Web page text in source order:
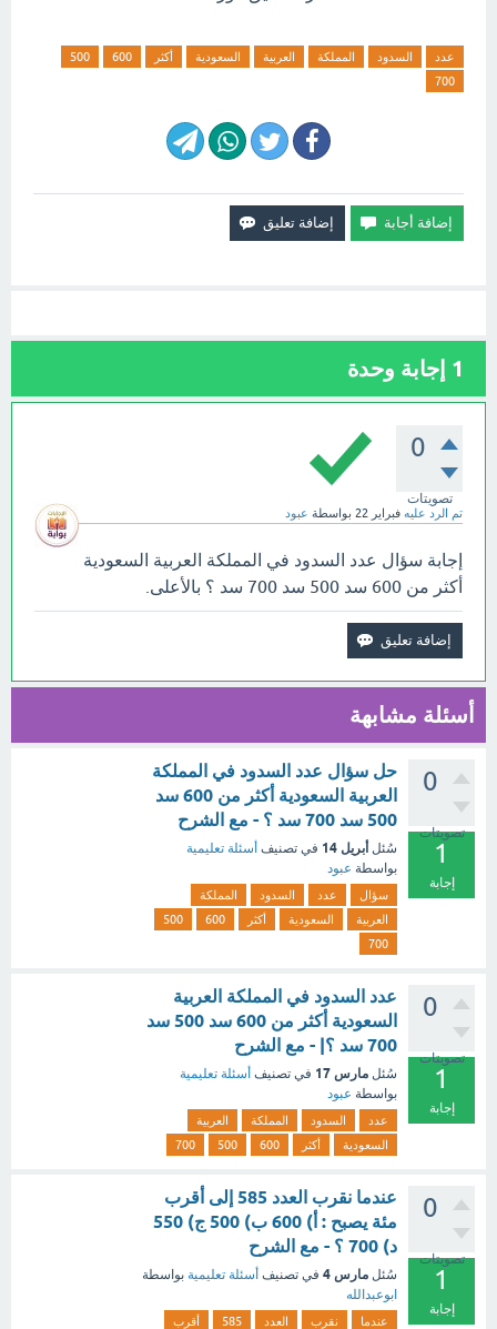
عدد السدود المملكة العربية السعودية أكثر 600
500
700
1 إجابة وحدة
0
تصويتات
تم الرد عليه فبراير 22 بواسطة عبود
إجابة سؤال عدد السدود في المملكة العربية السعودية
أكثر من 600 سد 500 سد 700 سد ؟ بالأعلى.
أسئلة مشابهة
0
تصويتات
1
إجابة
حل سؤال عدد السدود في المملكة
العربية السعودية أكثر من 600 سد
500 سد 700 سد ؟ - مع الشرح
سُئل أبريل 14 في تصنيف أسئلة تعليمية
بواسطة عبود
سؤال عدد السدود
المملكة
العربية
السعودية أكثر 600
500
700
0
تصويتات
1
إجابة
عدد السدود في المملكة العربية
السعودية أكثر من 600 سد 500 سد
700 سد ؟| - مع الشرح
سُئل مارس 17 في تصنيف أسئلة تعليمية
بواسطة عبود
عدد السدود المملكة
العربية
السعودية
أكثر 600
500
700
0
تصويتات
1
إجابة
عندما نقرب العدد 585 إلى أقرب
مئة يصبح : أ) 600 ب) 500 ج) 550
د) 700 ؟ - مع الشرح
سُئل مارس 4 في تصنيف أسئلة تعليمية بواسطة
ابوعبدالله
عندما نقرب العدد 585
أقرب